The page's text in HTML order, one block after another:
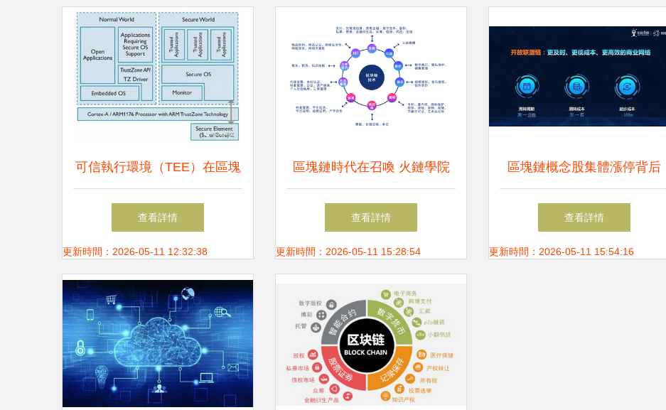
可信執行環境（TEE）在區塊
鏈技術中的應用與軟件實現
查看詳情
更新時間：2026-05-11 12:32:38
區塊鏈時代在召喚 火鏈學院
引領技術傳播新紀元
查看詳情
更新時間：2026-05-11 15:28:54
區塊鏈概念股集體漲停背后
技術革新與市場預期的雙重驅
動
查看詳情
更新時間：2026-05-11 15:54:16